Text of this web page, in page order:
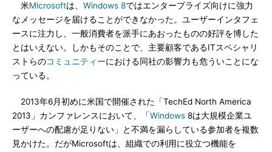
米Microsoftは、 Windows 8ではエンタープライズ向けに強力
なメッセージを届けることができなかった。ユーザーインタフェ
ースに注力し、一般消費者を派手にあおったものの好評を博した
とはいえない。しかもそのことで、主要顧客であるITスペシャリ
ストらのコミュニティーにおける同社の影響力も危ういことにな
っている。
2013年6月初めに米国で開催された「TechEd North America
2013」カンファレンスにおいて、「Windows 8は大規模企業ユ
ーザーへの配慮が足りない」と不満を漏らしている参加者を複数
見かけた。だがMicrosoftは、組織での利用に役立つ機能を